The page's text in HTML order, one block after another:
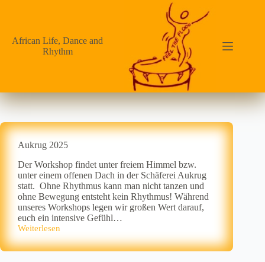
African Life, Dance and
Rhythm
Aukrug 2025
Der Workshop findet unter freiem Himmel bzw.
unter einem offenen Dach in der Schäferei Aukrug
statt. Ohne Rhythmus kann man nicht tanzen und
ohne Bewegung entsteht kein Rhythmus! Während
unseres Workshops legen wir großen Wert darauf,
euch ein intensive Gefühl…
Weiterlesen
Aukrug
2025